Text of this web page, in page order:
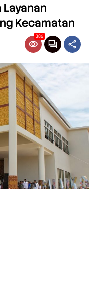
Layanan
Kecamatan
386